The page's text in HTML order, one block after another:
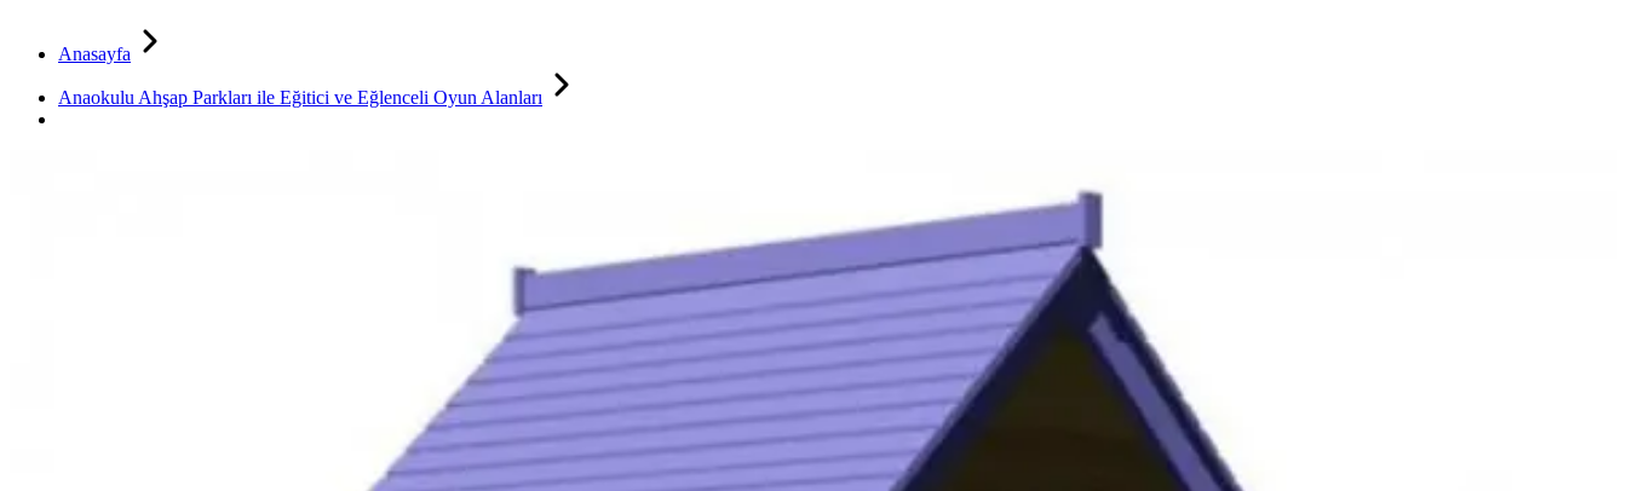
Anasayfa
Anaokulu Ahşap Parkları ile Eğitici ve Eğlenceli Oyun Alanları